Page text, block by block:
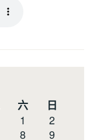
六
日
1
2
8
9